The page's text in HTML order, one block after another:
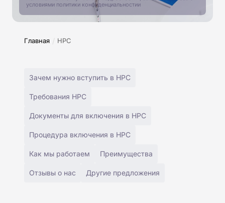
условиями политики конфиденциальностии
Главная / НРС
Зачем нужно вступить в НРС
Требования НРС
Документы для включения в НРС
Процедура включения в НРС
Как мы работаем Преимущества
Отзывы о нас Другие предложения